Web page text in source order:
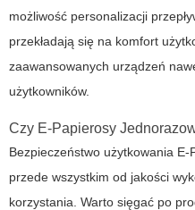
możliwość personalizacji
przekładają się na komfort
zaawansowanych urządzeń
użytkowników.
Czy E-Papierosy
Bezpieczeństwo użytkowania
przede wszystkim od jakości
korzystania. Warto sięgać po